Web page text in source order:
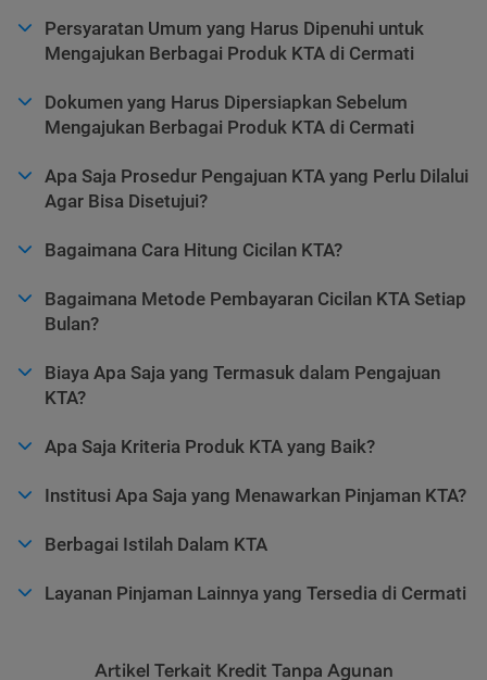
Persyaratan Umum yang Harus Dipenuhi untuk
Mengajukan Berbagai Produk KTA di Cermati
Dokumen yang Harus Dipersiapkan Sebelum
Mengajukan Berbagai Produk KTA di Cermati
Apa Saja Prosedur Pengajuan KTA yang Perlu Dilalui
Agar Bisa Disetujui?
Bagaimana Cara Hitung Cicilan KTA?
Bagaimana Metode Pembayaran Cicilan KTA Setiap
Bulan?
Biaya Apa Saja yang Termasuk dalam Pengajuan
KTA?
Apa Saja Kriteria Produk KTA yang Baik?
Institusi Apa Saja yang Menawarkan Pinjaman KTA?
Berbagai Istilah Dalam KTA
Layanan Pinjaman Lainnya yang Tersedia di Cermati
Artikel Terkait Kredit Tanpa Agunan